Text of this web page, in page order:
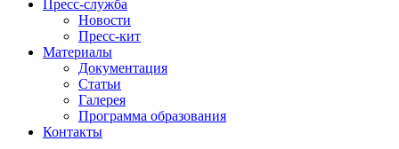
Пресс-служба
Новости
Пресс-кит
Материалы
Документация
Статьи
Галерея
Программа образования
Контакты